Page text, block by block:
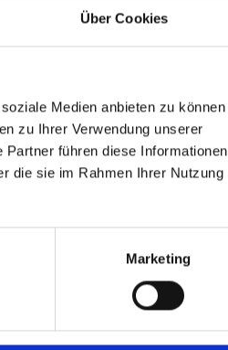
Über Cookies
Medien anbieten zu können
zu Ihrer Verwendung unserer
führen diese Informationen
die sie im Rahmen Ihrer Nutzung
Marketing
薄膜，不仅可